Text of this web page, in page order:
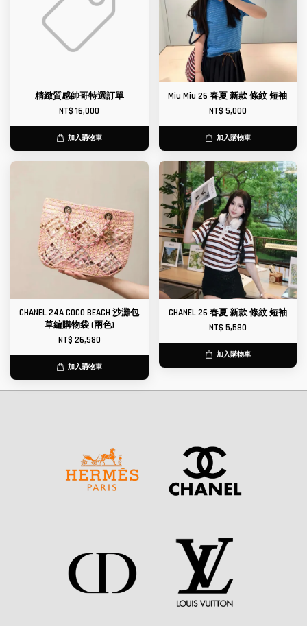
精緻質感帥哥特選訂單
NT$ 16,000
加入購物車
Miu Miu 26 春夏 新款 條紋 短袖
NT$ 5,000
加入購物車
CHANEL 24A COCO BEACH 沙灘包
草編購物袋 (兩色)
NT$ 26,580
加入購物車
CHANEL 26 春夏 新款 條紋 短袖
NT$ 5,580
加入購物車